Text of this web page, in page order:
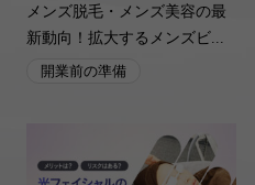
メンズ脱毛・メンズ美容の最
新動向！拡大するメンズビ...
開業前の準備